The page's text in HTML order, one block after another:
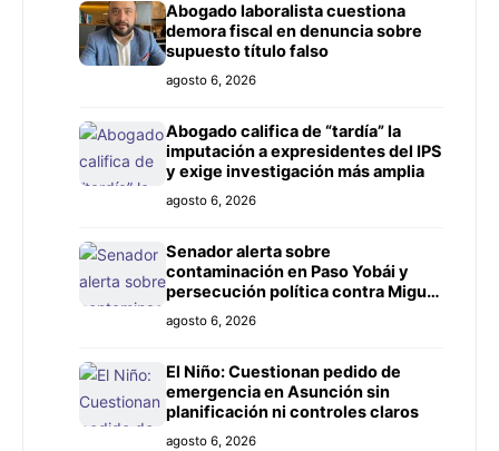
Abogado laboralista cuestiona
demora fiscal en denuncia sobre
supuesto título falso
agosto 6, 2026
Abogado califica de “tardía” la
imputación a expresidentes del IPS
y exige investigación más amplia
agosto 6, 2026
Senador alerta sobre
contaminación en Paso Yobái y
persecución política contra Miguel
Prieto
agosto 6, 2026
El Niño: Cuestionan pedido de
emergencia en Asunción sin
planificación ni controles claros
agosto 6, 2026